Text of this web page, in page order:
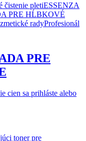
čistenie pletiESSENZA
PRE HĹBKOVÉ
radyProfesionál
PRE
cien sa prihláste alebo